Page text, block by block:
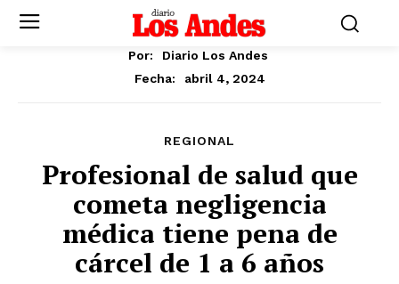
Por:
Diario Los Andes
Fecha:
abril 4, 2024
REGIONAL
Profesional de salud que
cometa negligencia
médica tiene pena de
cárcel de 1 a 6 años